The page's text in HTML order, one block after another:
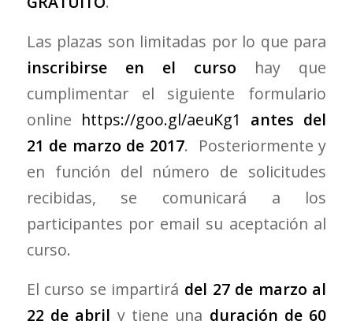
Las plazas son limitadas por lo que para
inscribirse en el curso hay que
cumplimentar el siguiente formulario
online https://goo.gl/aeuKg1
antes del
21 de marzo de 2017. Posteriormente y
en función del número de solicitudes
recibidas, se comunicará a los
participantes por email su aceptación al
curso.
El curso se impartirá del 27 de marzo al
22 de abril y tiene una duración de 60